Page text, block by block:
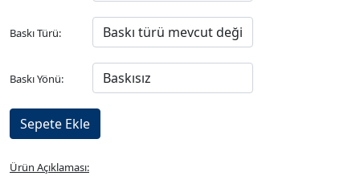
Baskı Türü:
Baskı Yönü:
Ürün Açıklaması: